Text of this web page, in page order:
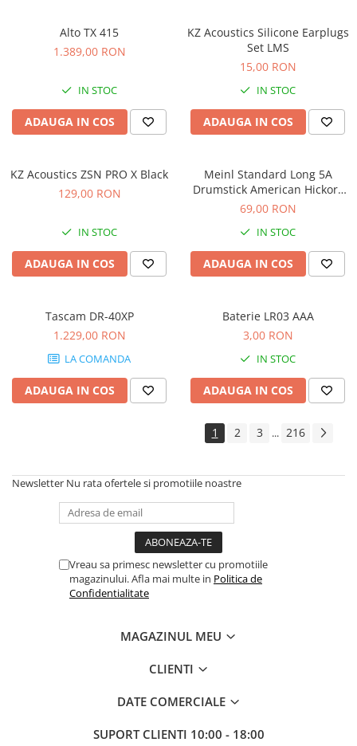
Scene şi Ring-uri de Dans
Stative si schela lumini
Chitare si bass
Claviaturi
Instrumente de suflat
Instrumente si jucarii pentru copii
Accesorii Pick-up si Vinyl
Case-uri DJ
CD Playere DJ
Controllere MIDI - USB DAW
Samplere si controllere
Cabluri si conectori
Cabluri adaptoare, cabluri Y
Cabluri audio
Cabluri de boxe
Alto TX 415
1.389,00 RON
IN STOC
ADAUGA IN COS
KZ Acoustics Silicone Earplugs
Set LMS
15,00 RON
IN STOC
ADAUGA IN COS
KZ Acoustics ZSN PRO X Black
129,00 RON
IN STOC
ADAUGA IN COS
Meinl Standard Long 5A
Drumstick American Hickory
SB103
69,00 RON
IN STOC
ADAUGA IN COS
Tascam DR-40XP
1.229,00 RON
LA COMANDA
ADAUGA IN COS
Baterie LR03 AAA
3,00 RON
IN STOC
ADAUGA IN COS
1 2 3 ... 216
Newsletter Nu rata ofertele si promotiile noastre
Vreau sa primesc newsletter cu promotiile
magazinului. Afla mai multe in Politica de
Confidentialitate
MAGAZINUL MEU
CLIENTI
DATE COMERCIALE
SUPORT CLIENTI 10:00 - 18:00